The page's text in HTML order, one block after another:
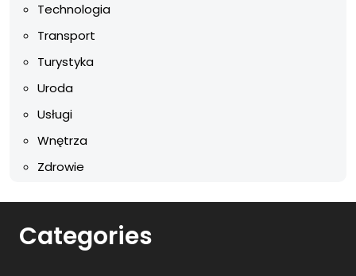
Technologia
Transport
Turystyka
Uroda
Usługi
Wnętrza
Zdrowie
Categories